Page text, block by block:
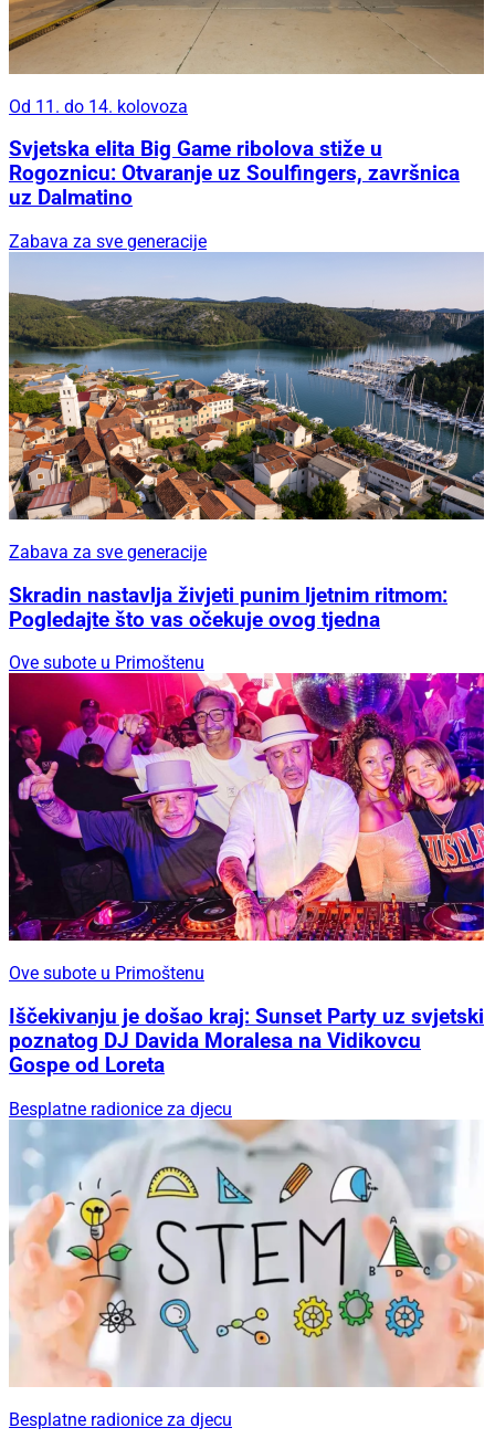
Od 11. do 14. kolovoza
Svjetska elita Big Game ribolova stiže u
Rogoznicu: Otvaranje uz Soulfingers, završnica
uz Dalmatino
Zabava za sve generacije
Zabava za sve generacije
Skradin nastavlja živjeti punim ljetnim ritmom:
Pogledajte što vas očekuje ovog tjedna
Ove subote u Primoštenu
Ove subote u Primoštenu
Iščekivanju je došao kraj: Sunset Party uz svjetski
poznatog DJ Davida Moralesa na Vidikovcu
Gospe od Loreta
Besplatne radionice za djecu
Besplatne radionice za djecu